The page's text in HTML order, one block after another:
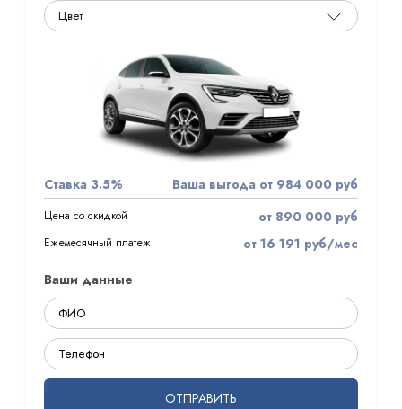
Ставка 3.5% Ваша выгода от 984 000 руб
Цена со скидкой от 890 000 руб
Ежемесячный платеж
от 16 191 руб/мес
Ваши данные
ОТПРАВИТЬ